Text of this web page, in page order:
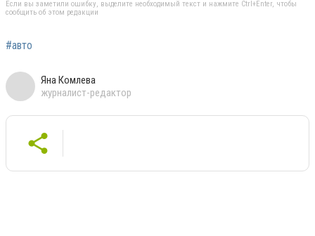
Если вы заметили ошибку, выделите необходимый текст и нажмите Ctrl+Enter, чтобы
сообщить об этом редакции
#авто
Яна Комлева
журналист-редактор